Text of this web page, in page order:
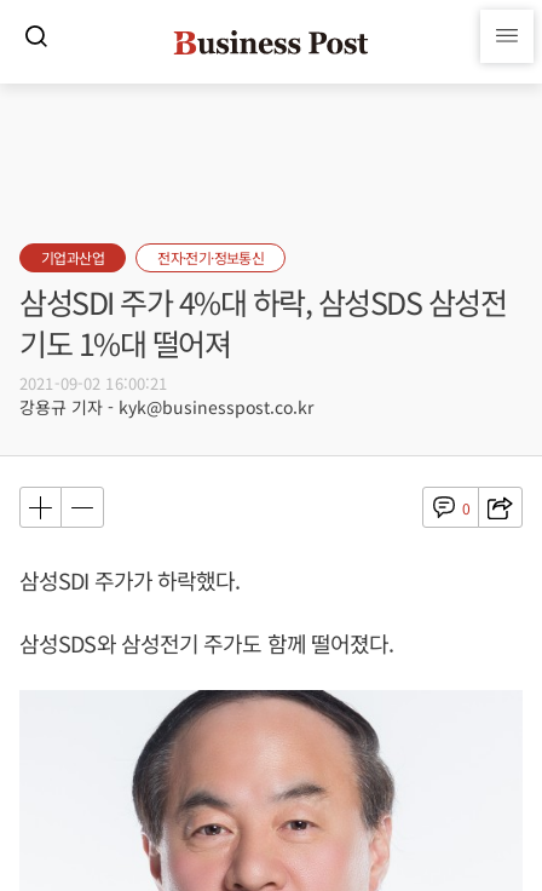
기업과산업 전자·전기·정보통신
삼성SDI 주가 4%대 하락, 삼성SDS 삼성전
기도 1%대 떨어져
2021-09-02 16:00:21
강용규 기자 - kyk@businesspost.co.kr
0
삼성SDI 주가가 하락했다.
삼성SDS와 삼성전기 주가도 함께 떨어졌다.